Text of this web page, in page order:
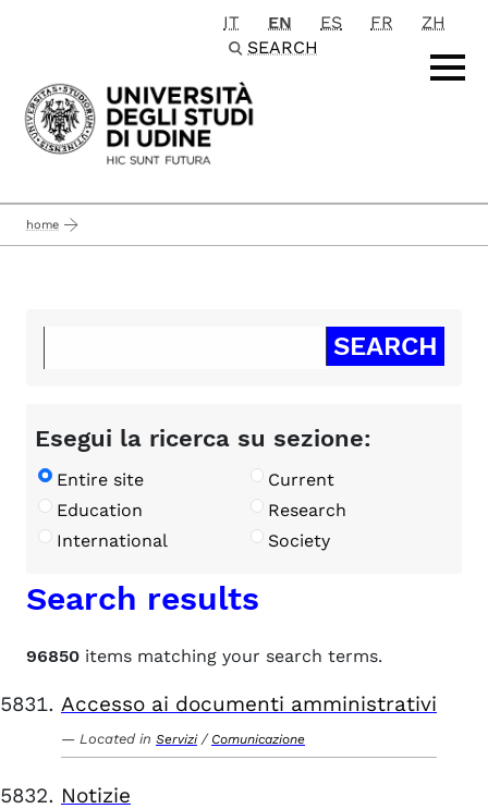
Passa al contenuto principale
IT EN ES FR
ZH
SEARCH
home
Esegui la ricerca su sezione:
Entire site
Current
Education
Research
International
Society
Search results
96850 items matching your search terms.
Accesso ai documenti amministrativi
Located in Servizi / Comunicazione
Notizie